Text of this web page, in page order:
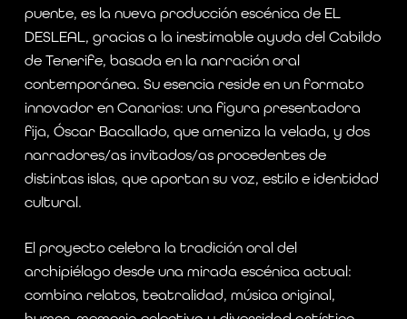
puente, es la nueva producción escénica de EL
DESLEAL, gracias a la inestimable ayuda del Cabildo
de Tenerife, basada en la narración oral
contemporánea. Su esencia reside en un formato
innovador en Canarias: una figura presentadora
fija, Óscar Bacallado, que ameniza la velada, y dos
narradores/as invitados/as procedentes de
distintas islas, que aportan su voz, estilo e identidad
cultural.
El proyecto celebra la tradición oral del
archipiélago desde una mirada escénica actual:
combina relatos, teatralidad, música original,